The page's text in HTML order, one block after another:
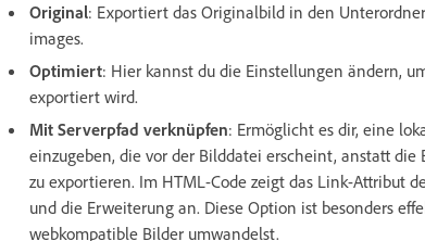
Original: Exportiert das Originalbild in den
images.
Optimiert: Hier kannst du die Einstellungen ändern,
exportiert wird.
Mit Serverpfad verknüpfen: Ermöglicht es dir, eine
einzugeben, die vor der Bilddatei erscheint, anstatt
zu exportieren. Im HTML-Code zeigt das Link-Attribut
und die Erweiterung an. Diese Option ist besonders
webkompatible Bilder umwandelst.